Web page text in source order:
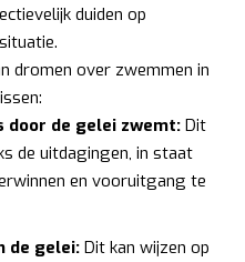
duiden op
dromen over zwemmen in
door de gelei zwemt: Dit
de uitdagingen, in staat
en vooruitgang te
de gelei: Dit kan wijzen op